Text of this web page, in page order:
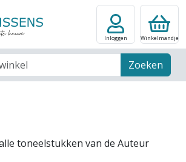
Zoeken
Inloggen Winkelmandje
toneelstukken van de Auteur